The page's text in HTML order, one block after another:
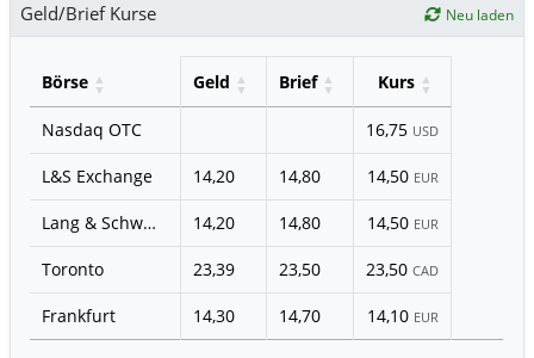
Geld/Brief Kurse Neu laden
Börse Geld Brief Kurs
Nasdaq OTC 16,75 USD
L&S Exchange 14,20 14,80 14,50 EUR
Lang & Schwarz 14,20 14,80 14,50 EUR
Toronto 23,39 23,50 23,50 CAD
Frankfurt 14,30 14,70 14,10 EUR